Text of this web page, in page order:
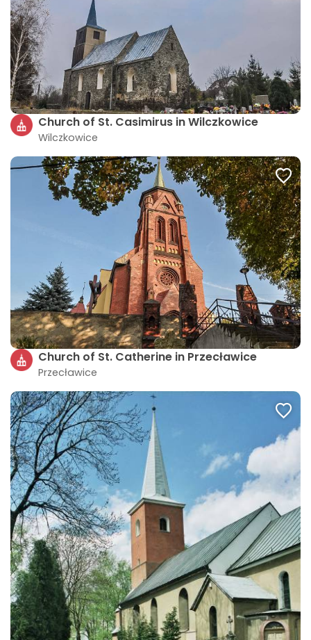
Church of St. Casimirus in Wilczkowice
Wilczkowice
Church of St. Catherine in Przecławice
Przecławice